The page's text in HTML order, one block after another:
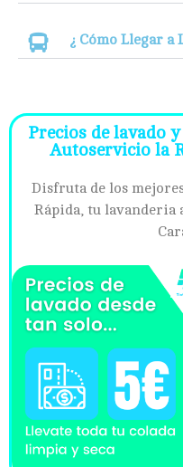
¿ Cómo Llegar a
Precios de lavado
Autoservicio la
Disfruta de los
Rápida, tu lavanderia